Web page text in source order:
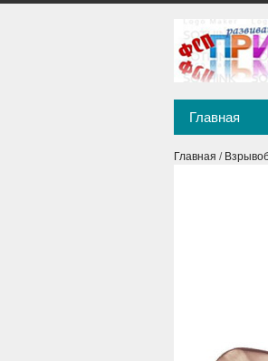
Главная
Главная /